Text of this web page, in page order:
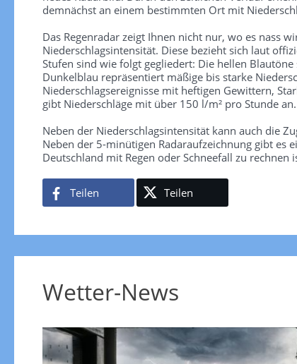
demnächst an einem bestimmten Ort mit
Das Regenradar zeigt Ihnen nicht nur, wo es nass
Niederschlagsintensität. Diese bezieht sich laut
Stufen sind wie folgt gegliedert: Die hellen
Dunkelblau repräsentiert mäßige bis starke
Niederschlagsereignisse mit heftigen Gewittern,
gibt Niederschläge mit über 150 l/m² pro Stunde
Neben der Niederschlagsintensität kann auch die
Neben der 5-minütigen Radaraufzeichnung gibt es
Deutschland mit Regen oder Schneefall zu
Teilen Teilen
Wetter-News